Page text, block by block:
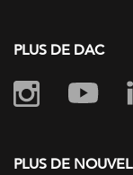
PLUS DE DAC
PLUS DE